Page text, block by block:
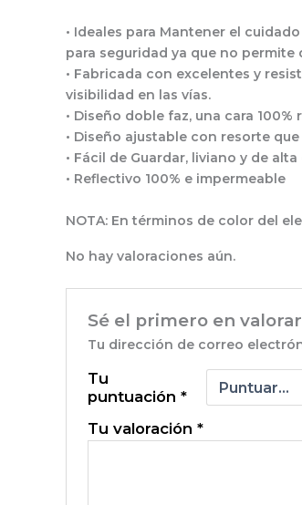
• Ideales para Mantener el
para seguridad ya que no
• Fabricada con excelentes y
visibilidad en las vías.
• Diseño doble faz, una cara
• Diseño ajustable con resorte
• Fácil de Guardar, liviano y de
• Reflectivo 100% e impermeable
NOTA: En términos de color del
No hay valoraciones aún.
Sé el primero en
Tu dirección de correo
Tu
puntuación*
Tu valoración*